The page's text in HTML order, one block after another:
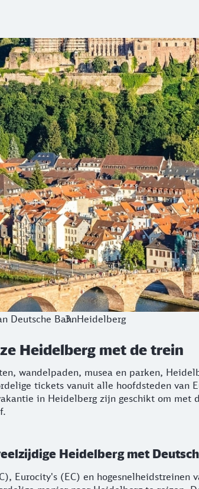
Heidelberg met de trein
wandelpaden, musea en parken,
Deutsche BahnHeidelberg
Heidelberg met de trein
wandelpaden, musea en parken,
tickets vanuit alle hoofdsteden
in Heidelberg zijn geschikt om
Heidelberg met
Eurocity's (EC) en